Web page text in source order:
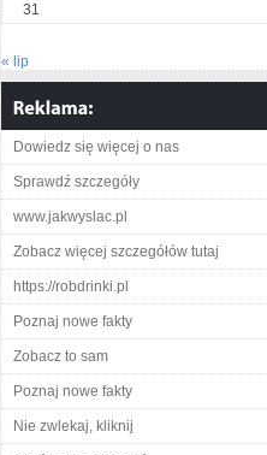
31
« lip
Dowiedz się więcej o nas
Sprawdź szczegóły
www.jakwyslac.pl
Zobacz więcej szczegółów tutaj
https://robdrinki.pl
Poznaj nowe fakty
Zobacz to sam
Poznaj nowe fakty
Nie zwlekaj, kliknij